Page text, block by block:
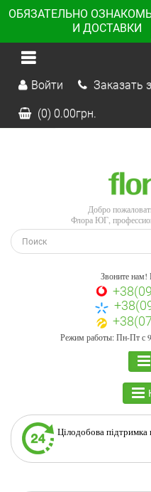
ОБЯЗАТЕЛЬНО
И ДОСТАВКИ
Войти Заказать
(0) 0.00грн.
Добро
Флора ЮГ,
Звоните нам!
Режим работы: Пн-Пт с
Цілодобова